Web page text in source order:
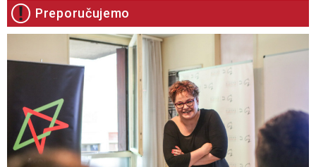
Preporučujemo